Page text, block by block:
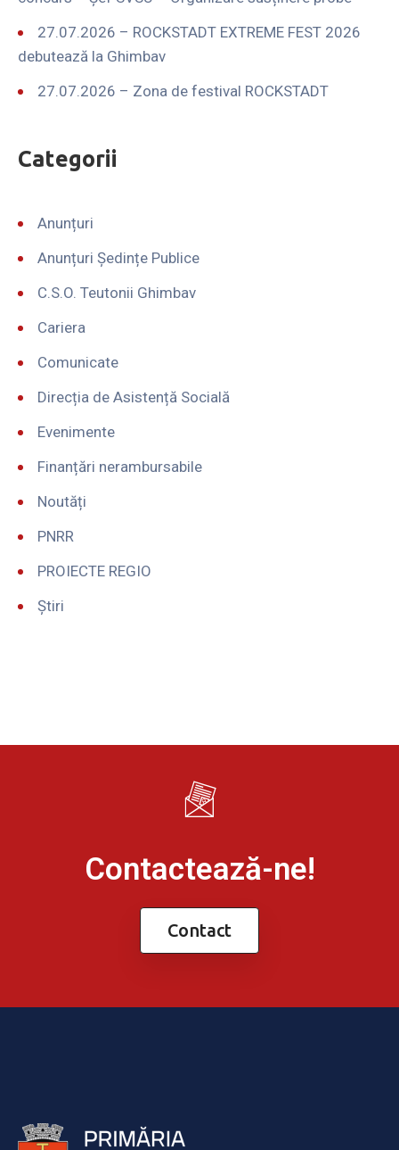
27.07.2026 – ROCKSTADT EXTREME FEST 2026
debutează la Ghimbav
27.07.2026 – Zona de festival ROCKSTADT
Categorii
Anunțuri
Anunțuri Ședințe Publice
C.S.O. Teutonii Ghimbav
Cariera
Comunicate
Direcția de Asistență Socială
Evenimente
Finanțări nerambursabile
Noutăți
PNRR
PROIECTE REGIO
Știri
Contactează-ne!
Contact